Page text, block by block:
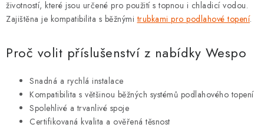
životností, které jsou určené pro použití s topnou i chladicí vodou.
Zajištěna je kompatibilita s běžnýmitrubkami pro podlahové topení.
Proč volit příslušenství z nabídky Wespo
Snadná a rychlá instalace
Kompatibilita s většinou běžných systémů podlahového topení
Spolehlivé a trvanlivé spoje
Certifikovaná kvalita a ověřená těsnost